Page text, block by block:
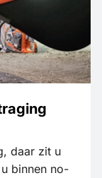
daar zit u
binnen no-